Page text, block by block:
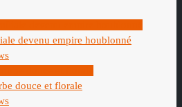
devenu empire houblonné
douce et florale